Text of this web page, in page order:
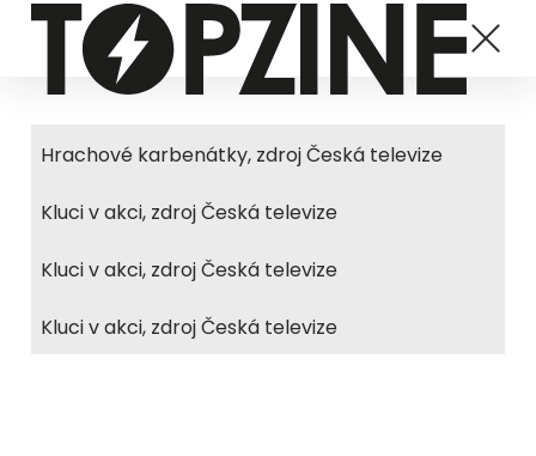
Hrachové karbenátky, zdroj Česká televize
Kluci v akci, zdroj Česká televize
Kluci v akci, zdroj Česká televize
Kluci v akci, zdroj Česká televize